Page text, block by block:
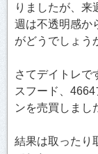
りましたが、来
週は不透明感か
がどうでしょう
さてデイトレで
スフード、
ンを売買しまし
結果は取ったり